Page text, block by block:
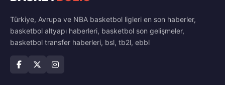
Türkiye, Avrupa ve NBA basketbol ligleri en son haberler,
basketbol altyapı haberleri, basketbol son gelişmeler,
basketbol transfer haberleri, bsl, tb2l, ebbl